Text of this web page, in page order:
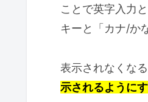
ことで英字入力
キーと「カナ/か
表示されなくな
示されるように